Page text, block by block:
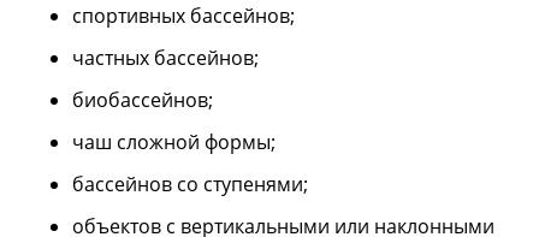
горизонтальной, и по вертикальной поверхностям, даже
по ступеням, по гладкому или шероховатому дну.
Принцип действия робота состоит в том, что он при
помощи двух мощных турбин поднимает со дна все
откуда вода попадает на фильтры бассейна и очищается.
собирать в отдельный Smart-фильтр емкостью 2 литра.
спортивных бассейнов;
частных бассейнов;
биобассейнов;
чаш сложной формы;
бассейнов со ступенями;
объектов с вертикальными или наклонными